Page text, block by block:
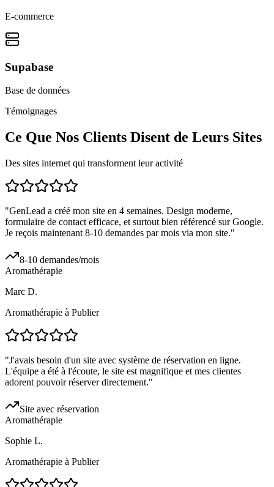
E-commerce
Supabase
Base de données
Témoignages
Ce Que Nos Clients Disent de Leurs Sites
Des sites internet qui transforment leur activité
"GenLead a créé mon site en 4 semaines. Design moderne,
formulaire de contact efficace, et surtout bien référencé sur Google.
Je reçois maintenant 8-10 demandes par mois via mon site."
8-10 demandes/mois
Aromathérapie
Marc D.
Aromathérapie à Publier
"J'avais besoin d'un site avec système de réservation en ligne.
L'équipe a été à l'écoute, le site est magnifique et mes clientes
adorent pouvoir réserver directement."
Site avec réservation
Aromathérapie
Sophie L.
Aromathérapie à Publier